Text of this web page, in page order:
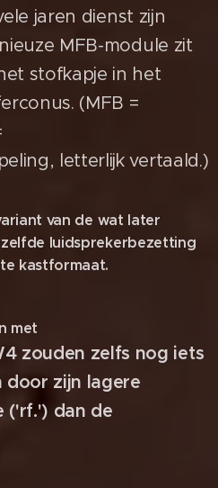
jaren dienst zijn
MFB-module zit
stofkapje in het
(MFB =
letterlijk vertaald.)
van de wat later
luidsprekerbezetting
kastformaat.
met
zouden zelfs nog iets
door zijn lagere
('rf.') dan de